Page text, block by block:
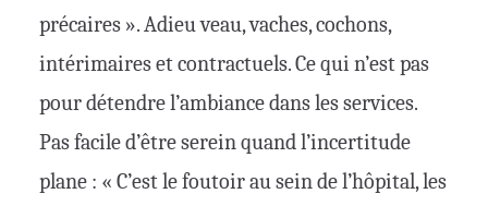
précaires ». Adieu veau, vaches, cochons,
intérimaires et contractuels. Ce qui n’est pas
pour détendre l’ambiance dans les services.
Pas facile d’être serein quand l’incertitude
plane : « C’est le foutoir au sein de l’hôpital, les